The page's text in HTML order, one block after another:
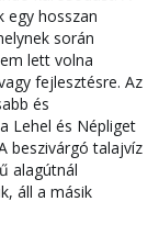
egy hosszan
során
lett volna
fejlesztésre. Az
és
Lehel és Népliget
beszivárgó talajvíz
alagútnál
áll a másik